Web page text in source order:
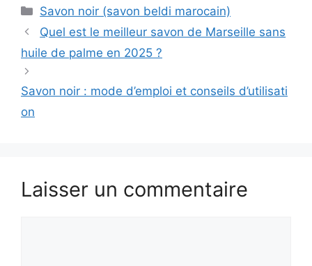
Catégories
Savon noir (savon beldi marocain)
Quel est le meilleur savon de Marseille sans
huile de palme en 2025 ?
Savon noir : mode d’emploi et conseils d’utilisati
on
Laisser un commentaire